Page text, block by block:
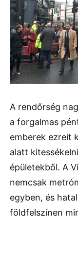
A rendőrség
a forgalmas
emberek ezreit
alatt
épületekből. A
nemcsak
egyben, és
földfelszínen